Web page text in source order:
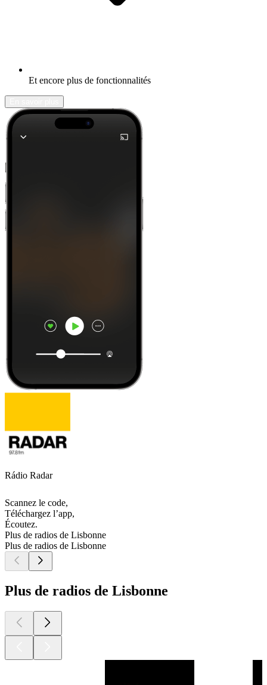
Et encore plus de fonctionnalités
Rádio Radar
Scannez le code,
Téléchargez l’app,
Écoutez.
Plus de radios de Lisbonne
Plus de radios de Lisbonne
Plus de radios de Lisbonne